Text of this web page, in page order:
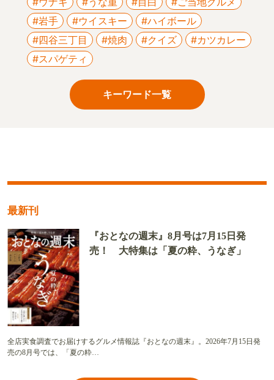
#岩手
#ウイスキー
#ハイボール
#四谷三丁目
#焼肉 #クイズ
#カツカレー
#スパゲティ
キーワード一覧
最新刊
『おとなの週末』8月号は7月15日発
売！ 大特集は「夏の粋、うなぎ」
全店実食調査でお届けするグルメ情報誌『おとなの週末』。2026年7月15日発
売の8月号では、「夏の粋…